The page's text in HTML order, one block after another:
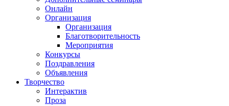
Онлайн
Организация
Организация
Благотворительность
Мероприятия
Конкурсы
Поздравления
Объявления
Творчество
Интерактив
Проза